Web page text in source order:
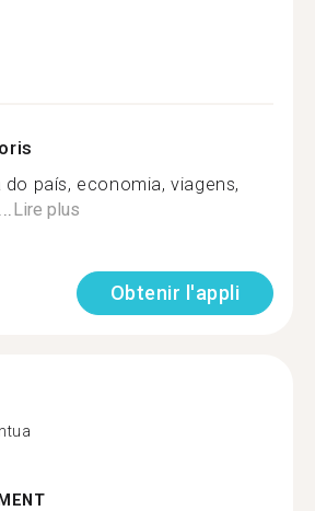
país, economia, viagens,
Lire plus
Obtenir l'appli